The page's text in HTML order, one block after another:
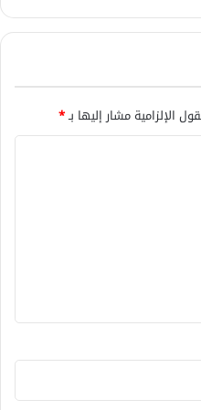
الإلزامية مشار إليها بـ*